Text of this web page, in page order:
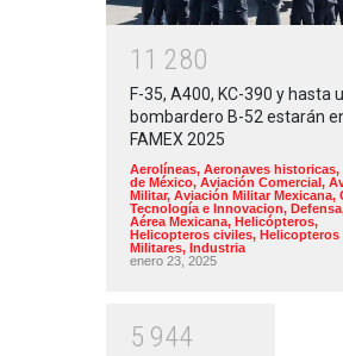
1 1 280
F-35, A400, KC-390 y hasta
bombardero B-52 estarán
FAMEX 2025
Aerolíneas, Aeronaves historicas,
de México, Aviación Comercial,
Militar, Aviación Militar Mexicana,
Tecnología e Innovacion, Defensa
Aérea Mexicana, Helicópteros,
Helicopteros civiles, Helicopteros
Militares, Industria
enero 23, 2025
5 944